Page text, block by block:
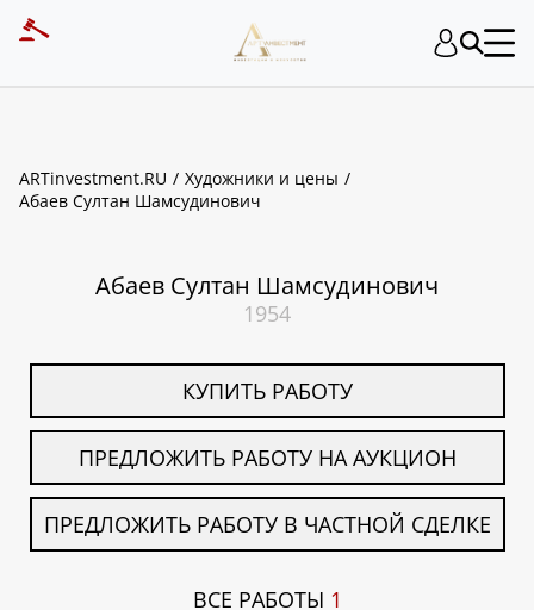
ARTinvestment.RU
Художники и цены
Абаев Султан Шамсудинович
Абаев Султан Шамсудинович
1954
КУПИТЬ РАБОТУ
ПРЕДЛОЖИТЬ РАБОТУ НА АУКЦИОН
ПРЕДЛОЖИТЬ РАБОТУ В ЧАСТНОЙ СДЕЛКЕ
ВСЕ РАБОТЫ 1